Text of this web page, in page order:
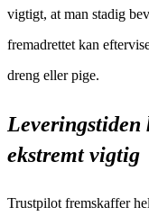
vigtigt, at man stadig
fremadrettet kan
dreng eller pige.
ekstremt vigtig
Trustpilot fremskaffer